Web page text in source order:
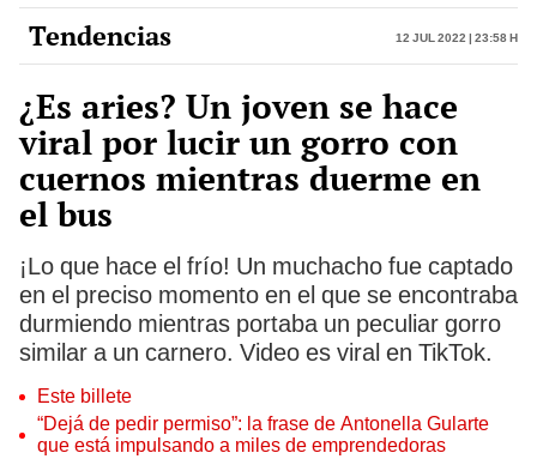
Tendencias 12 Jul 2022 | 23:58 h
¿Es aries? Un joven se hace
viral por lucir un gorro con
cuernos mientras duerme en
el bus
¡Lo que hace el frío! Un muchacho fue captado
en el preciso momento en el que se encontraba
durmiendo mientras portaba un peculiar gorro
similar a un carnero. Video es viral en TikTok.
Este billete
“Dejá de pedir permiso”: la frase de Antonella Gularte
que está impulsando a miles de emprendedoras